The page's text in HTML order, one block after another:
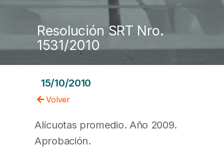
Resolución SRT Nro.
1531/2010
15/10/2010
Volver
Alícuotas promedio. Año 2009.
Aprobación.